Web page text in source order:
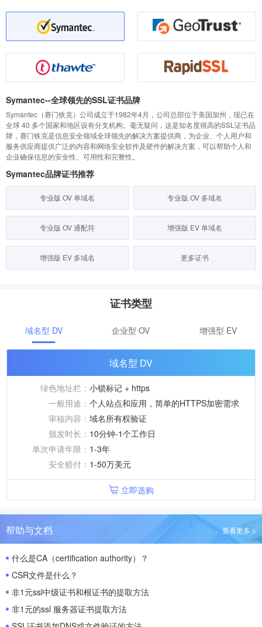
Symantec--全球领先的SSL证书品牌
Symantec（赛门铁克）公司成立于1982年4月，公司总部位于美国加州，现已在
全球 40 多个国家和地区设有分支机构。毫无疑问，这是知名度很高的SSL证书品
牌，赛门铁克是信息安全领域全球领先的解决方案提供商，为企业、个人用户和
服务供应商提供广泛的内容和网络安全软件及硬件的解决方案，可以帮助个人和
企业确保信息的安全性、可用性和完整性。
Symantec品牌证书推荐
专业版 OV 单域名 专业版 OV 多域名
专业版 OV 通配符 增强版 EV 单域名
增强版 EV 多域名 更多证书
证书类型
域名型 DV 企业型 OV 增强型 EV
域名型 DV
绿色地址栏：小锁标记 + https
一般用途：个人站点和应用，简单的HTTPS加密需求
审核内容：域名所有权验证
颁发时长： 10分钟-1个工作日
单次申请年限： 1-3年
安全赔付： 1-50万美元
立即选购
帮助与文档 查看更多 >
什么是CA（certification authority）？
CSR文件是什么？
非1元ssl中级证书和根证书的提取方法
非1元的ssl 服务器证书提取方法